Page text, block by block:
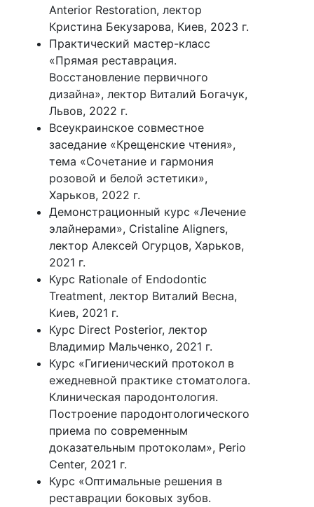
Anterior Restoration, лектор
Кристина Бекузарова, Киев, 2023 г.
Практический мастер-класс
«Прямая реставрация.
Восстановление первичного
дизайна», лектор Виталий Богачук,
Львов, 2022 г.
Всеукраинское совместное
заседание «Крещенские чтения»,
тема «Сочетание и гармония
розовой и белой эстетики»,
Харьков, 2022 г.
Демонстрационный курс «Лечение
элайнерами», Cristaline Aligners,
лектор Алексей Огурцов, Харьков,
2021 г.
Курс Rationale of Endodontic
Treatment, лектор Виталий Весна,
Киев, 2021 г.
Курс Direct Posterior, лектор
Владимир Мальченко, 2021 г.
Курс «Гигиенический протокол в
ежедневной практике стоматолога.
Клиническая пародонтология.
Построение пародонтологического
приема по современным
доказательным протоколам», Perio
Center, 2021 г.
Курс «Оптимальные решения в
реставрации боковых зубов.